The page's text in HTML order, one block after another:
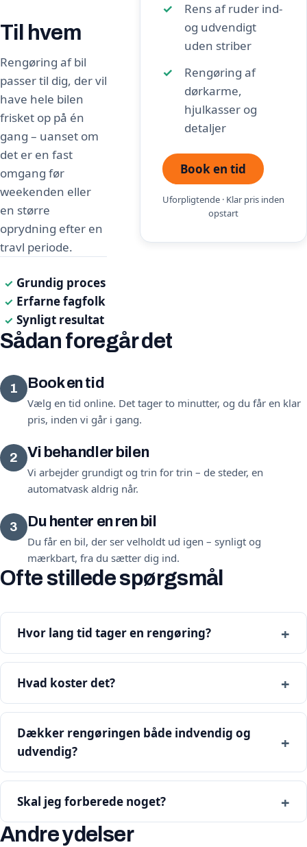
Til hvem
Rengøring af bil
passer til dig, der vil
have hele bilen
frisket op på én
gang – uanset om
det er en fast
omgang før
weekenden eller
en større
oprydning efter en
travl periode.
✓ Grundig proces
✓ Erfarne fagfolk
✓ Synligt resultat
Rens af ruder ind-
og udvendigt
uden striber
Rengøring af
dørkarme,
hjulkasser og
detaljer
Book en tid
Uforpligtende · Klar pris inden
opstart
Sådan foregår det
1 Book en tid
Vælg en tid online. Det tager to minutter, og du får en klar
pris, inden vi går i gang.
2 Vi behandler bilen
Vi arbejder grundigt og trin for trin – de steder, en
automatvask aldrig når.
3 Du henter en ren bil
Du får en bil, der ser velholdt ud igen – synligt og
mærkbart, fra du sætter dig ind.
Ofte stillede spørgsmål
Hvor lang tid tager en rengøring?
Hvad koster det?
Dækker rengøringen både indvendig og
udvendig?
Skal jeg forberede noget?
Andre ydelser